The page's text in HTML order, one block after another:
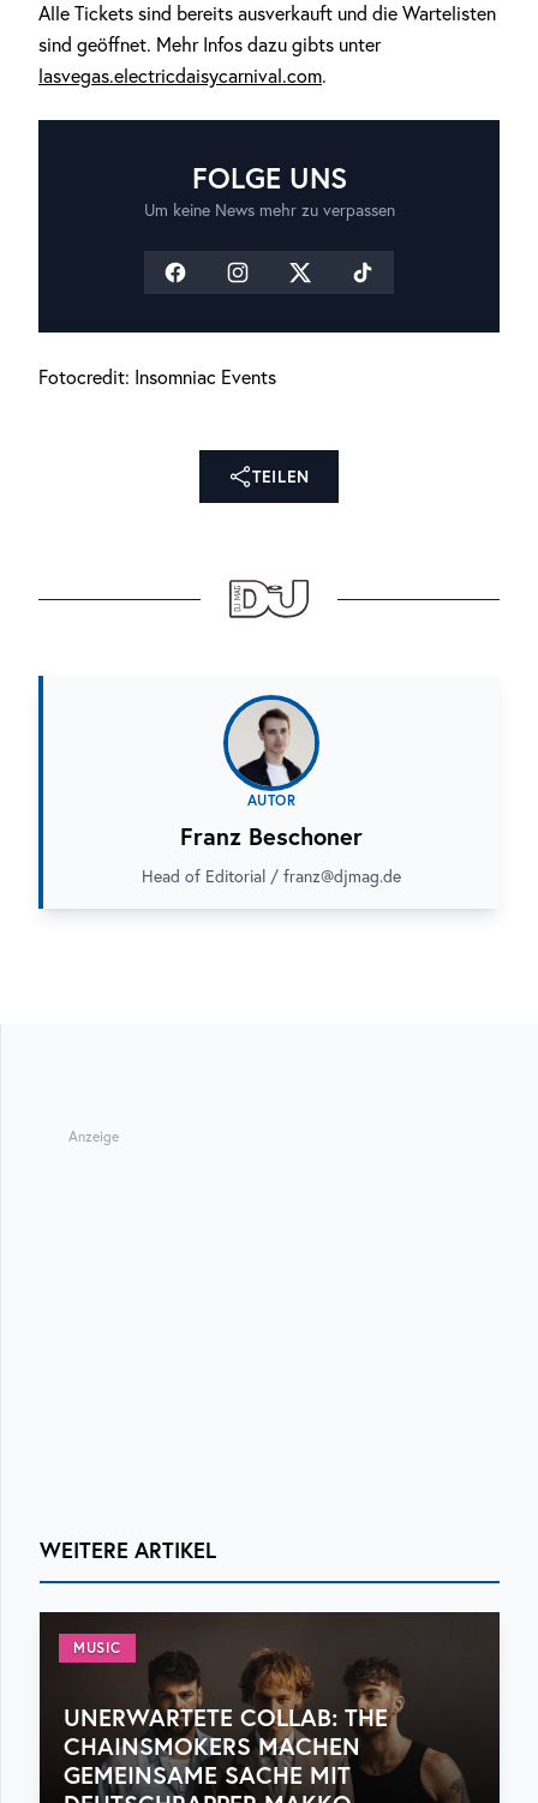
Alle Tickets sind bereits ausverkauft und die Wartelisten
sind geöffnet. Mehr Infos dazu gibts unter
lasvegas.electricdaisycarnival.com.
FOLGE UNS
Um keine News mehr zu verpassen
Fotocredit: Insomniac Events
TEILEN
AUTOR
Franz Beschoner
Head of Editorial / franz@djmag.de
Anzeige
WEITERE ARTIKEL
MUSIC
UNERWARTETE COLLAB: THE
CHAINSMOKERS MACHEN
GEMEINSAME SACHE MIT